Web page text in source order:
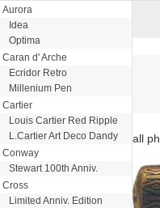
Aurora
Idea
Optima
Caran d' Arche
Ecridor Retro
Millenium Pen
Cartier
Louis Cartier Red Ripple
L.Cartier Art Deco Dandy
Conway
Stewart 100th Anniv.
Cross
Limited Anniv. Edition
all